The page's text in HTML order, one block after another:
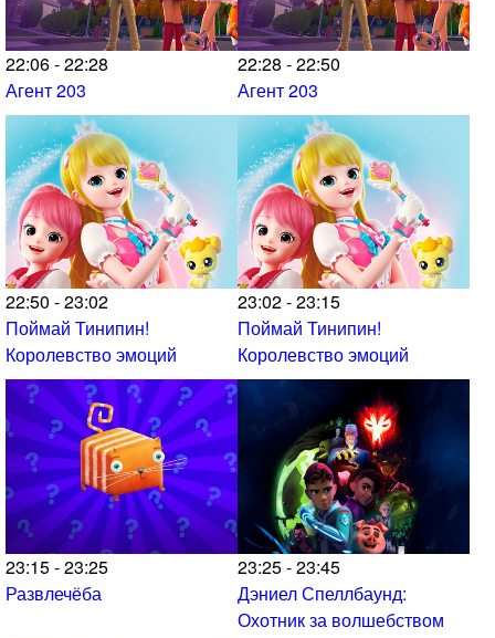
22:06 - 22:28
Агент 203
22:28 - 22:50
Агент 203
22:50 - 23:02
Поймай Тинипин!
Королевство эмоций
23:02 - 23:15
Поймай Тинипин!
Королевство эмоций
23:15 - 23:25
Развлечёба
23:25 - 23:45
Дэниел Спеллбаунд:
Охотник за волшебством